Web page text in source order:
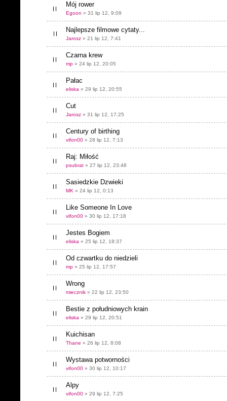
Mój rower
Egoon » 31 lip 12, 9:09
Najlepsze filmowe cytaty...
Jarosz » 21 lip 12, 7:41
Czarna krew
mp » 24 lip 12, 20:05
Pałac
eliska » 29 lip 12, 20:55
Cut
Jarosz » 31 lip 12, 17:25
Century of birthing
vifon00 » 28 lip 12, 7:13
Raj: Miłość
psubrat » 27 lip 12, 23:48
Sasiedzkie Dzwieki
MK » 24 lip 12, 0:13
Like Someone In Love
vifon00 » 30 lip 12, 17:18
Jestes Bogiem
eliska » 25 lip 12, 18:37
Od czwartku do niedzieli
mp » 25 lip 12, 17:57
Wrong
miecznik » 22 lip 12, 23:50
Bestie z południowych krain
eliska » 29 lip 12, 20:51
Kuichisan
Thane » 26 lip 12, 8:08
Wystawa potworności
vifon00 » 30 lip 12, 10:17
Alpy
vifon00 » 29 lip 12, 7:25